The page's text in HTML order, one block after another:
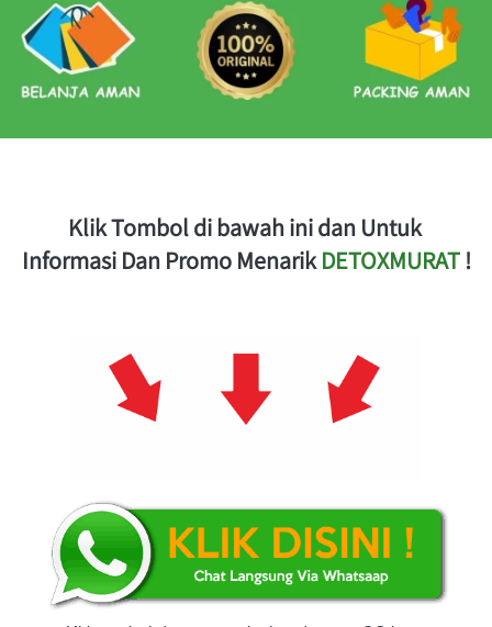
Klik Tombol di bawah ini dan Untuk
Informasi Dan Promo Menarik DETOXMURAT !